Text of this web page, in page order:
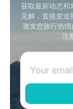
获取最新动态和
见解，直接发
激发您旅行热
注